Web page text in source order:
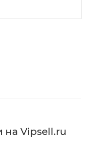
на Vipsell.ru